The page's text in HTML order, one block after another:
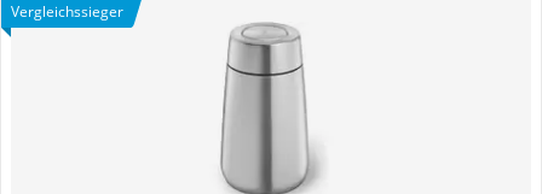
Vergleichssieger